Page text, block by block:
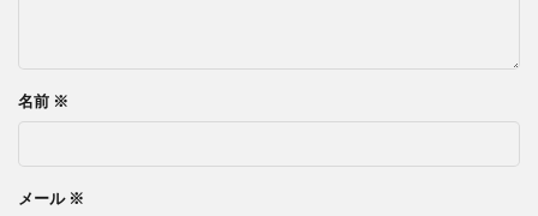
名前 ※
メール ※